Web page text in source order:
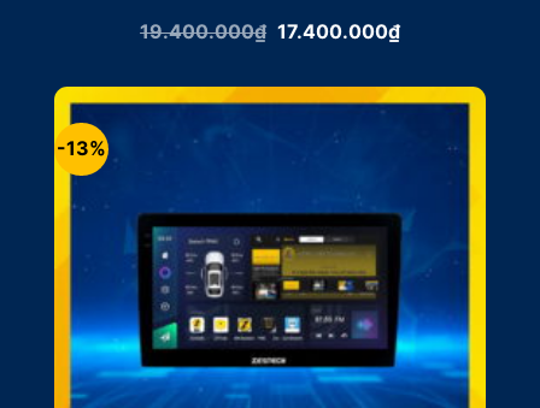
19.400.000₫ Giá
19.400.000₫.
17.400.000₫Giá
hiện
là:
17.400.000₫.
-13%